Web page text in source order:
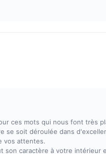
ces mots qui nous font très
se soit déroulée dans
vos attentes.
caractère à votre intérieur